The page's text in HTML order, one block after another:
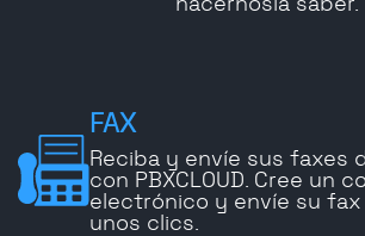
FAX
Reciba y envíe sus faxes
con PBXCLOUD. Cree un
electrónico y envíe su fax
unos clics.